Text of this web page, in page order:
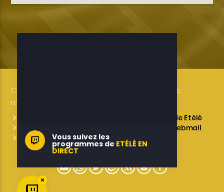
Copyright 2019-2025 ETELE BENIN Tous droits
réservés / Conception: LUXE CONSULTING
L’équipe de Etélé
Service Commercial
Webmail
Contactez-nous
Vous suivez les
programmes de ETÉLÉ EN
DIRECT